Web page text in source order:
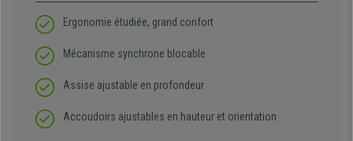
Ergonomie étudiée, grand confort
Mécanisme synchrone blocable
Assise ajustable en profondeur
Accoudoirs ajustables en hauteur et orientation